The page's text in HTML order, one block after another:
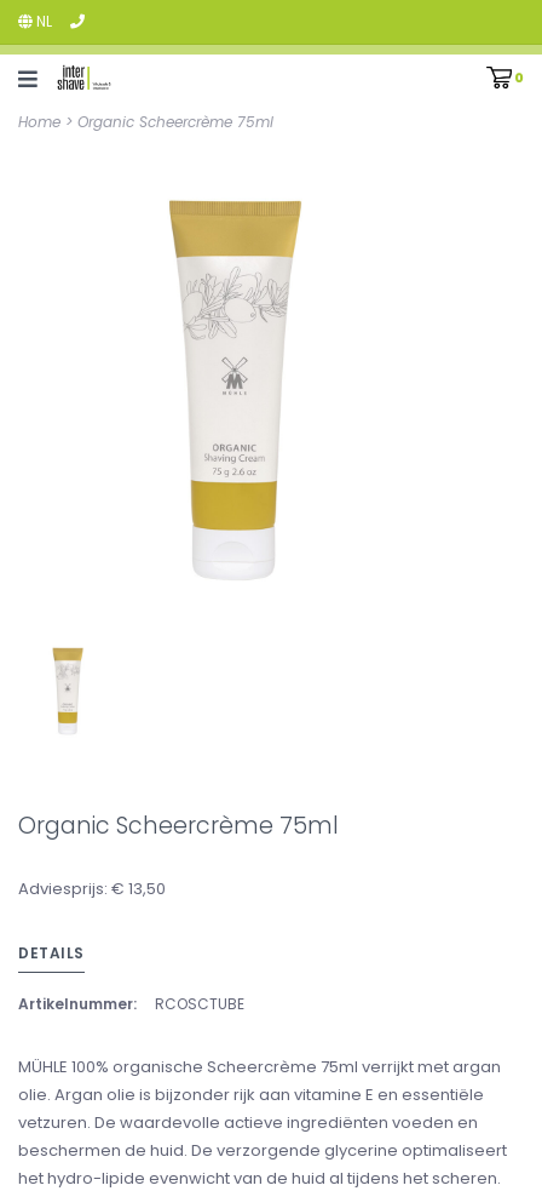
NL
0
Home > Organic Scheercrème 75ml
Organic Scheercrème 75ml
Adviesprijs: € 13,50
DETAILS
Artikelnummer: RCOSCTUBE
MÜHLE 100% organische Scheercrème 75ml verrijkt met argan
olie. Argan olie is bijzonder rijk aan vitamine E en essentiële
vetzuren. De waardevolle actieve ingrediënten voeden en
beschermen de huid. De verzorgende glycerine optimaliseert
het hydro-lipide evenwicht van de huid al tijdens het scheren.